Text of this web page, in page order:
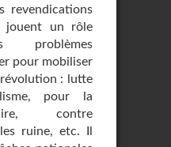
revendications
jouent un rôle
problèmes
pour mobiliser
révolution : lutte
pour la
contre
ruine, etc. Il